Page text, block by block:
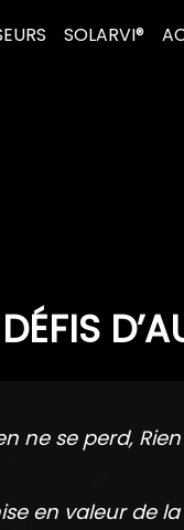
SOLARVI®
ne se perd,
en valeur de